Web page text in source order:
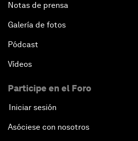
Notas de prensa
Galería de fotos
Pódcast
Vídeos
Participe en el Foro
Iniciar sesión
Asóciese con nosotros